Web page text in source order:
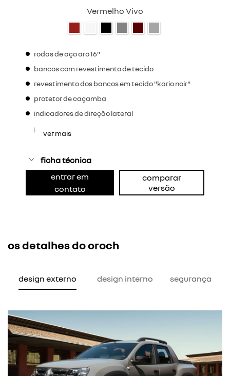
Vermelho Vivo
rodas de aço aro 16"
bancos com revestimento de tecido
revestimento dos bancos em tecido "kario noir"
protetor de caçamba
indicadores de direção lateral
ver mais
ficha técnica
entrar em
contato
comparar
versão
os detalhes do oroch
design externo design interno segurança